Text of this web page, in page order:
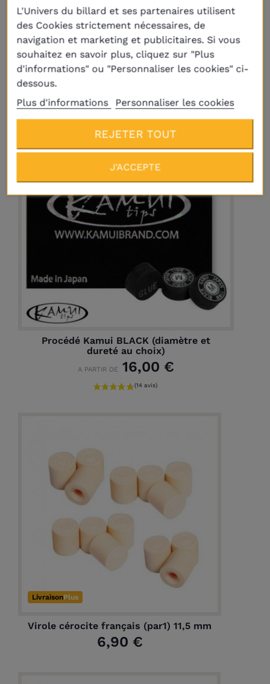
LivraisonPlus
Tip Shapers
Procédé Kamui BLACK (diamètre et
dureté au choix)
A PARTIR DE 16,00 €
LivraisonPlus
Virole cérocite français (par1) 11,5 mm
6,90 €
L'Univers du billard et ses partenaires utilisent
des Cookies strictement nécessaires, de
navigation et marketing et publicitaires. Si vous
souhaitez en savoir plus, cliquez sur "Plus
d'informations" ou "Personnaliser les cookies" ci-
dessous.
Plus d'informations
Personnaliser les cookies
REJETER TOUT
J'ACCEPTE